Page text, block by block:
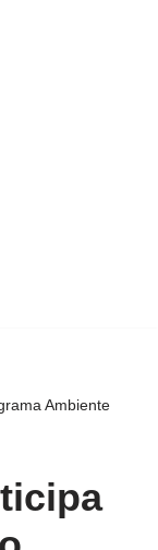
Ambiente